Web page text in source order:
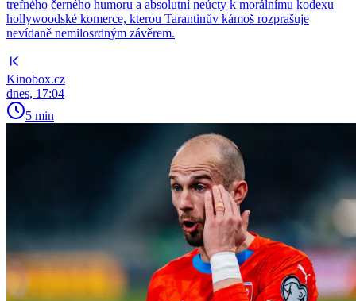
trefného černého humoru a absolutní neúcty k morálnímu kodexu
hollywoodské komerce, kterou Tarantinův kámoš rozprašuje
nevídaně nemilosrdným závěrem.
Kinobox.cz
dnes, 17:04
5 min